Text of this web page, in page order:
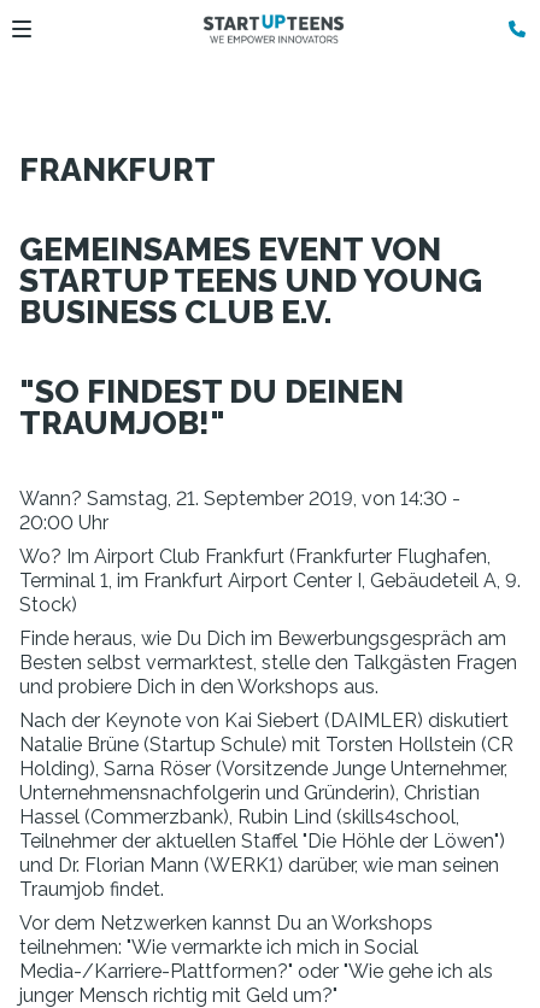
FRANKFURT
GEMEINSAMES EVENT VON
STARTUP TEENS UND YOUNG
BUSINESS CLUB E.V.
"SO FINDEST DU DEINEN
TRAUMJOB!"
Wann? Samstag, 21. September 2019, von 14:30 -
20:00 Uhr
Wo? Im Airport Club Frankfurt (Frankfurter Flughafen,
Terminal 1, im Frankfurt Airport Center I, Gebäudeteil A, 9.
Stock)
Finde heraus, wie Du Dich im Bewerbungsgespräch am
Besten selbst vermarktest, stelle den Talkgästen Fragen
und probiere Dich in den Workshops aus.
Nach der Keynote von Kai Siebert (DAIMLER) diskutiert
Natalie Brüne (Startup Schule) mit Torsten Hollstein (CR
Holding), Sarna Röser (Vorsitzende Junge Unternehmer,
Unternehmensnachfolgerin und Gründerin), Christian
Hassel (Commerzbank), Rubin Lind (skills4school,
Teilnehmer der aktuellen Staffel "Die Höhle der Löwen")
und Dr. Florian Mann (WERK1) darüber, wie man seinen
Traumjob findet.
Vor dem Netzwerken kannst Du an Workshops
teilnehmen: "Wie vermarkte ich mich in Social
Media-/Karriere-Plattformen?" oder "Wie gehe ich als
junger Mensch richtig mit Geld um?"